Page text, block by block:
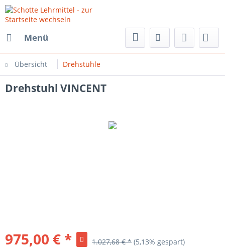
Menü
Übersicht Drehstühle
Drehstuhl VINCENT
975,00 € * 1.027,68 € * (5,13% gespart)